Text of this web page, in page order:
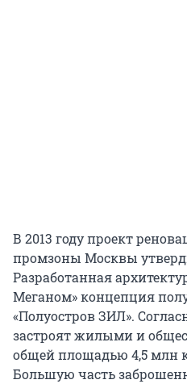
В 2013 году проект
промзоны Москвы
Разработанная
Меганом» концепция
«Полуостров ЗИЛ».
застроят жилыми и
общей площадью 4,5 млн
Большую часть